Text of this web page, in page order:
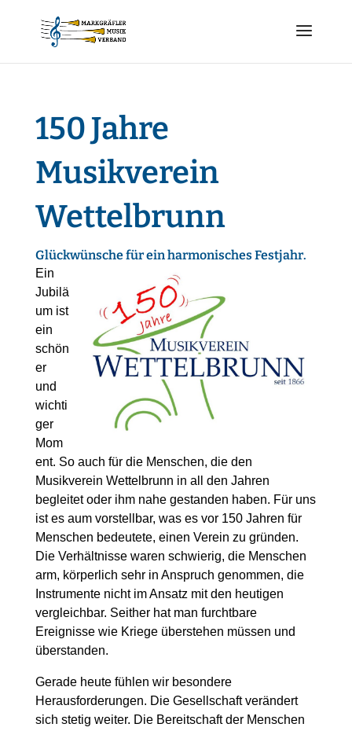
150 Jahre
Musikverein
Wettelbrunn
Glückwünsche für ein harmonisches Festjahr.
Ein
Jubilä
um ist
ein
schön
er
und
wichti
ger
Mom
ent. So auch für die Menschen, die den
Musikverein Wettelbrunn in all den Jahren
begleitet oder ihm nahe gestanden haben. Für uns
ist es aum vorstellbar, was es vor 150 Jahren für
Menschen bedeutete, einen Verein zu gründen.
Die Verhältnisse waren schwierig, die Menschen
arm, körperlich sehr in Anspruch genommen, die
Instrumente nicht im Ansatz mit den heutigen
vergleichbar. Seither hat man furchtbare
Ereignisse wie Kriege überstehen müssen und
überstanden.
Gerade heute fühlen wir besondere
Herausforderungen. Die Gesellschaft verändert
sich stetig weiter. Die Bereitschaft der Menschen